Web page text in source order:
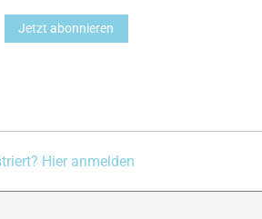
Jetzt abonnieren
Hier anmelden